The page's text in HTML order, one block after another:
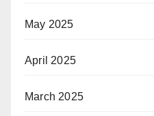
May 2025
April 2025
March 2025